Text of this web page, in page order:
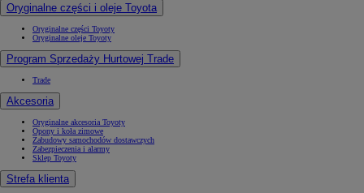
Oryginalne części i oleje Toyota
Oryginalne części Toyoty
Oryginalne oleje Toyoty
Program Sprzedaży Hurtowej Trade
Trade
Akcesoria
Oryginalne akcesoria Toyoty
Opony i koła zimowe
Zabudowy samochodów dostawczych
Zabezpieczenia i alarmy
Sklep Toyoty
Strefa klienta